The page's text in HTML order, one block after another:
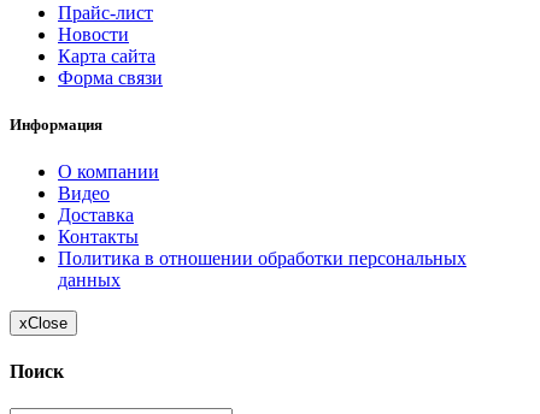
Прайс-лист
Новости
Карта сайта
Форма связи
Информация
О компании
Видео
Доставка
Контакты
Политика в отношении обработки персональных
данных
xClose
Поиск